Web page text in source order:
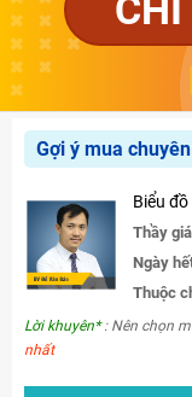
CHỈ
Gợi ý mua
Biểu
Thầy
Ngày
Thuộc
Lời khuyên*: Nên chọn
nhất